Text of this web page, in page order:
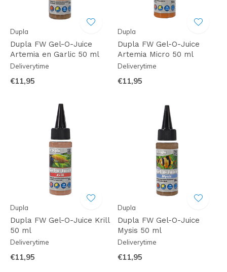
Dupla
Dupla FW Gel-O-Juice
Artemia en Garlic 50 ml
Deliverytime
€11,95
Dupla
Dupla FW Gel-O-Juice
Artemia Micro 50 ml
Deliverytime
€11,95
Dupla
Dupla FW Gel-O-Juice Krill
50 ml
Deliverytime
€11,95
Dupla
Dupla FW Gel-O-Juice
Mysis 50 ml
Deliverytime
€11,95